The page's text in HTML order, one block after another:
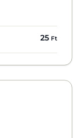
25 Ft